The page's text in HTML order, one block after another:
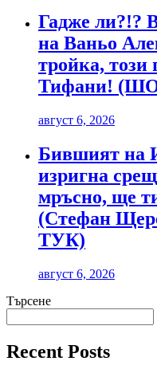
Гадже ли?!?
на Ваньо
тройка, този
Тифани!
август 6, 2026
Бившият на
изригна
мръсно, ще
(Стефан
ТУК)
август 6, 2026
Търсене
Recent Posts